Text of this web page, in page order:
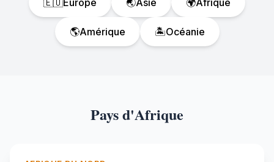
🌎Amérique 🏝️Océanie
Pays d'Afrique